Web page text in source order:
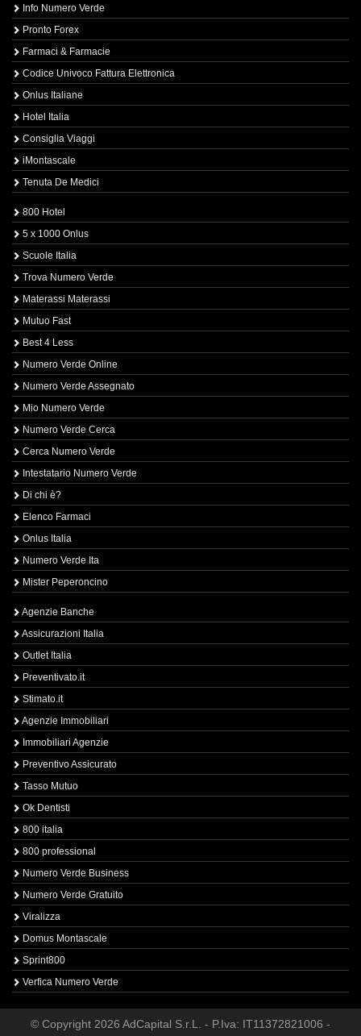
Info Numero Verde
Pronto Forex
Farmaci & Farmacie
Codice Univoco Fattura Elettronica
Onlus Italiane
Hotel Italia
Consiglia Viaggi
iMontascale
Tenuta De Medici
800 Hotel
5 x 1000 Onlus
Scuole Italia
Trova Numero Verde
Materassi Materassi
Mutuo Fast
Best 4 Less
Numero Verde Online
Numero Verde Assegnato
Mio Numero Verde
Numero Verde Cerca
Cerca Numero Verde
Intestatario Numero Verde
Di chi è?
Elenco Farmaci
Onlus Italia
Numero Verde Ita
Mister Peperoncino
Agenzie Banche
Assicurazioni Italia
Outlet Italia
Preventivato.it
Stimato.it
Agenzie Immobiliari
Immobiliari Agenzie
Preventivo Assicurato
Tasso Mutuo
Ok Dentisti
800 italia
800 professional
Numero Verde Business
Numero Verde Gratuito
Viralizza
Domus Montascale
Sprint800
Verfica Numero Verde
© Copyright 2026 AdCapital S.r.L. - P.Iva: IT11372821006 -